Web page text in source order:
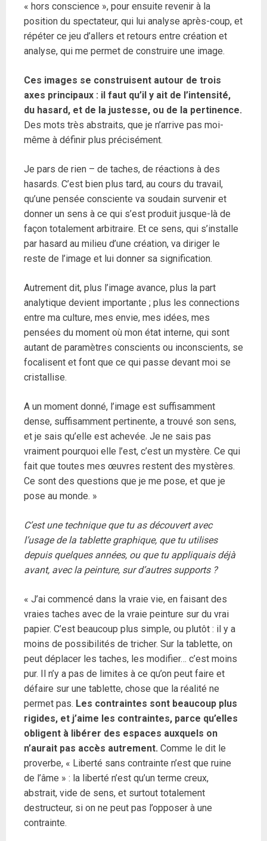
« hors conscience », pour ensuite revenir à la
position du spectateur, qui lui analyse après-coup, et
répéter ce jeu d’allers et retours entre création et
analyse, qui me permet de construire une image.
Ces images se construisent autour de trois
axes principaux : il faut qu’il y ait de l’intensité,
du hasard, et de la justesse, ou de la pertinence.
Des mots très abstraits, que je n’arrive pas moi-
même à définir plus précisément.
Je pars de rien – de taches, de réactions à des
hasards. C’est bien plus tard, au cours du travail,
qu’une pensée consciente va soudain survenir et
donner un sens à ce qui s’est produit jusque-là de
façon totalement arbitraire. Et ce sens, qui s’installe
par hasard au milieu d’une création, va diriger le
reste de l’image et lui donner sa signification.
Autrement dit, plus l’image avance, plus la part
analytique devient importante ; plus les connections
entre ma culture, mes envie, mes idées, mes
pensées du moment où mon état interne, qui sont
autant de paramètres conscients ou inconscients, se
focalisent et font que ce qui passe devant moi se
cristallise.
A un moment donné, l’image est suffisamment
dense, suffisamment pertinente, a trouvé son sens,
et je sais qu’elle est achevée. Je ne sais pas
vraiment pourquoi elle l’est, c’est un mystère. Ce qui
fait que toutes mes œuvres restent des mystères.
Ce sont des questions que je me pose, et que je
pose au monde. »
C’est une technique que tu as découvert avec
l’usage de la tablette graphique, que tu utilises
depuis quelques années, ou que tu appliquais déjà
avant, avec la peinture, sur d’autres supports ?
« J’ai commencé dans la vraie vie, en faisant des
vraies taches avec de la vraie peinture sur du vrai
papier. C’est beaucoup plus simple, ou plutôt : il y a
moins de possibilités de tricher. Sur la tablette, on
peut déplacer les taches, les modifier… c’est moins
pur. Il n’y a pas de limites à ce qu’on peut faire et
défaire sur une tablette, chose que la réalité ne
permet pas. Les contraintes sont beaucoup plus
rigides, et j’aime les contraintes, parce qu’elles
obligent à libérer des espaces auxquels on
n’aurait pas accès autrement. Comme le dit le
proverbe, « Liberté sans contrainte n’est que ruine
de l’âme » : la liberté n’est qu’un terme creux,
abstrait, vide de sens, et surtout totalement
destructeur, si on ne peut pas l’opposer à une
contrainte.